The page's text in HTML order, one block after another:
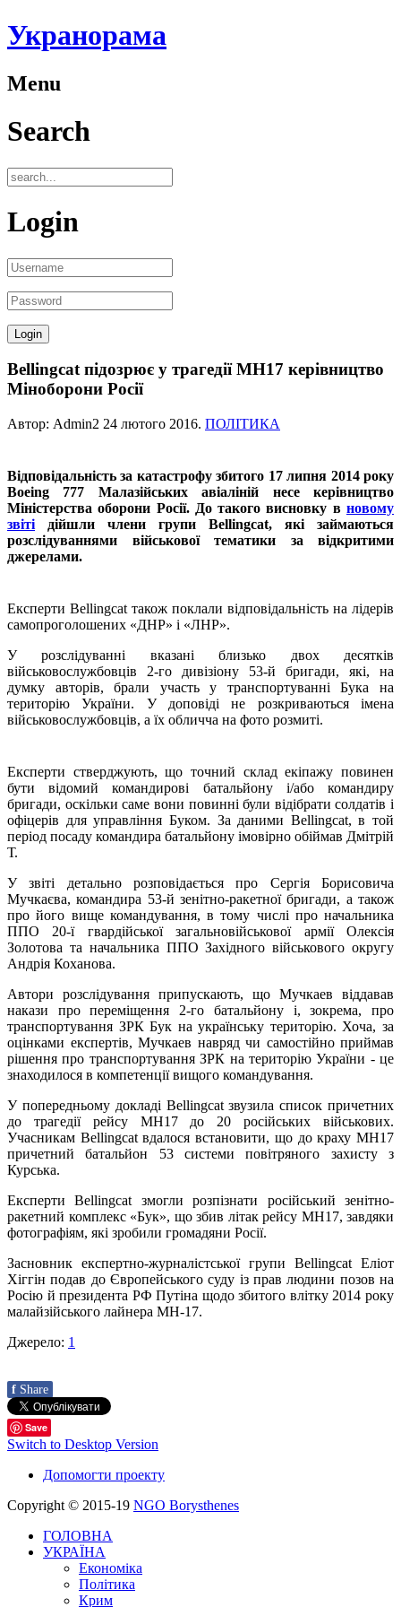
Укранорама
Menu
Search
Login
Bellingcat підозрює у трагедії MH17 керівництво
Міноборони Росії
Автор: Admin2 24 лютого 2016. ПОЛІТИКА
Відповідальність за катастрофу збитого 17 липня 2014 року
Boeing 777 Малазійських авіаліній несе керівництво
Міністерства оборони Росії. До такого висновку в новому
звіті дійшли члени групи Bellingcat, які займаються
розслідуваннями військової тематики за відкритими
джерелами.
Експерти Bellingcat також поклали відповідальність на лідерів
самопроголошених «ДНР» і «ЛНР».
У розслідуванні вказані близько двох десятків
військовослужбовців 2-го дивізіону 53-й бригади, які, на
думку авторів, брали участь у транспортуванні Бука на
територію України. У доповіді не розкриваються імена
військовослужбовців, а їх обличча на фото розмиті.
Експерти стверджують, що точний склад екіпажу повинен
бути відомий командирові батальйону і/або командиру
бригади, оскільки саме вони повинні були відібрати солдатів і
офіцерів для управління Буком. За даними Bellingcat, в той
період посаду командира батальйону імовірно обіймав Дмітрій
Т.
У звіті детально розповідається про Сергія Борисовича
Мучкаєва, командира 53-й зенітно-ракетної бригади, а також
про його вище командування, в тому числі про начальника
ППО 20-ї гвардійської загальновійськової армії Олексія
Золотова та начальника ППО Західного військового округу
Андрія Коханова.
Автори розслідування припускають, що Мучкаев віддавав
накази про переміщення 2-го батальйону і, зокрема, про
транспортування ЗРК Бук на українську територію. Хоча, за
оцінками експертів, Мучкаев навряд чи самостійно приймав
рішення про транспортування ЗРК на територію України - це
знаходилося в компетенції вищого командування.
У попередньому докладі Bellingcat звузила список причетних
до трагедії рейсу MH17 до 20 російських військових.
Учасникам Bellingcat вдалося встановити, що до краху MH17
причетний батальйон 53 системи повітряного захисту з
Курська.
Експерти Bellingcat змогли розпізнати російський зенітно-
ракетний комплекс «Бук», що збив літак рейсу MH17, завдяки
фотографіям, які зробили громадяни Росії.
Засновник експертно-журналістської групи Bellingcat Еліот
Хіггін подав до Європейського суду із прав людини позов на
Росію й президента РФ Путіна щодо збитого влітку 2014 року
малайзійського лайнера МН-17.
Джерело: 1
f Share
Save
Switch to Desktop Version
Допомогти проекту
Copyright © 2015-19 NGO Borysthenes
ГОЛОВНА
УКРАЇНА
Економіка
Політика
Крим